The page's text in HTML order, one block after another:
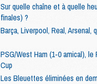
Sur quelle chaîne et à quelle
finales) ?
Barça, Liverpool, Real,
PSG/West Ham (1-0 amical),
Cup
Les Bleuettes éliminées en